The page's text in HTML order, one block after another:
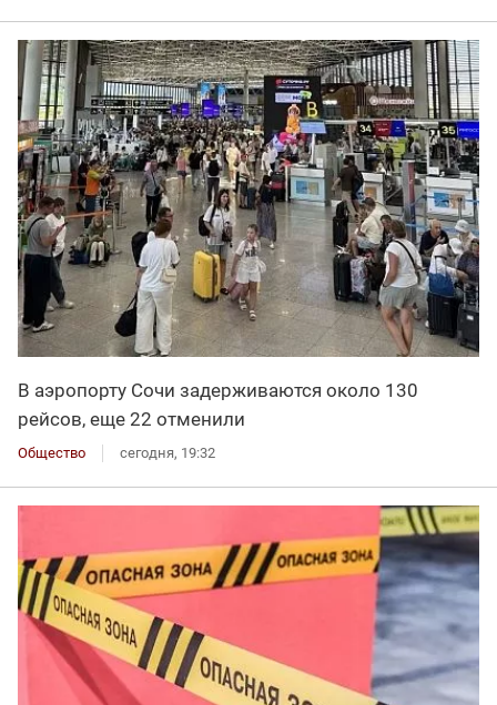
В аэропорту Сочи задерживаются около 130
рейсов, еще 22 отменили
Общество сегодня, 19:32